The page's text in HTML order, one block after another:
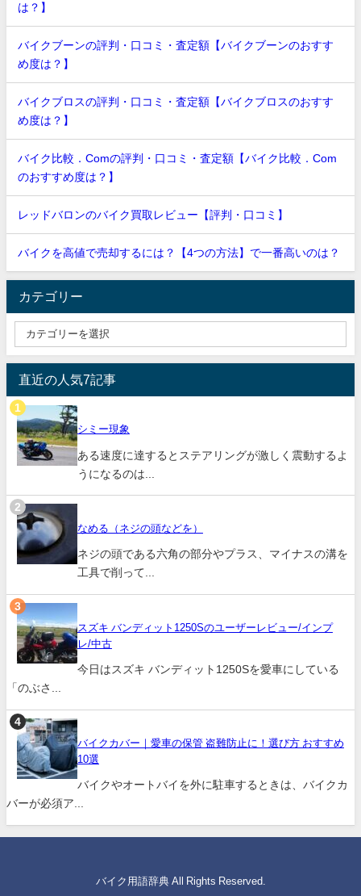
は？】
バイクブーンの評判・口コミ・査定額【バイクブーンのおすす
め度は？】
バイクブロスの評判・口コミ・査定額【バイクブロスのおすす
め度は？】
バイク比較．Comの評判・口コミ・査定額【バイク比較．Com
のおすすめ度は？】
レッドバロンのバイク買取レビュー【評判・口コミ】
バイクを高値で売却するには？【4つの方法】で一番高いのは？
カテゴリー
直近の人気7記事
シミー現象
ある速度に達するとステアリングが激しく震動するよ
うになるのは...
なめる（ネジの頭などを）
ネジの頭である六角の部分やプラス、マイナスの溝を
工具で削って...
スズキ バンディット1250Sのユーザーレビュー/インプ
レ/中古
今日はスズキ バンディット1250Sを愛車にしている
「のぶさ...
バイクカバー｜愛車の保管 盗難防止に！選び方 おすすめ
10選
バイクやオートバイを外に駐車するときは、バイクカ
バーが必須ア...
バイク用語辞典 All Rights Reserved.